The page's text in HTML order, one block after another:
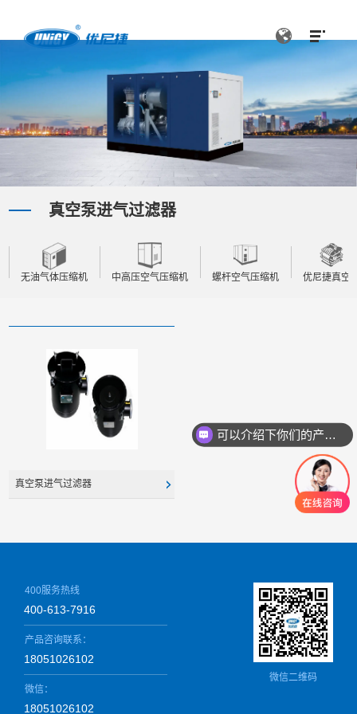
真空泵进气过滤器
无油气体压缩机 中高压空气压缩机 螺杆空气压缩机 优尼捷真空
真空泵进气过滤器
微信二维码
400服务热线
400-613-7916
产品咨询联系：
18051026102
微信：
18051026102
可以介绍下你们的产品么